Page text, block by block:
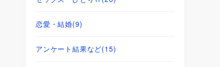
恋愛・結婚(9)
アンケート結果など(15)